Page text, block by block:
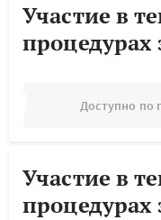
Участие в
процедурах
Доступно по
Участие в
процедурах